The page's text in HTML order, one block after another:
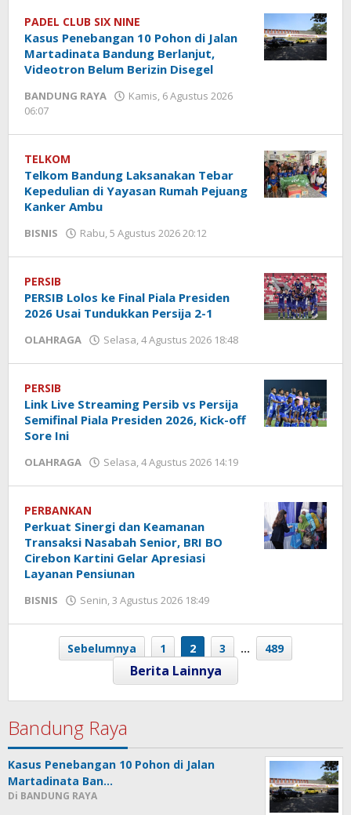
PADEL CLUB SIX NINE
Kasus Penebangan 10 Pohon di Jalan
Martadinata Bandung Berlanjut,
Videotron Belum Berizin Disegel
BANDUNG RAYA
Kamis, 6 Agustus 2026
06:07
TELKOM
Telkom Bandung Laksanakan Tebar
Kepedulian di Yayasan Rumah Pejuang
Kanker Ambu
BISNIS Rabu, 5 Agustus 2026 20:12
PERSIB
PERSIB Lolos ke Final Piala Presiden
2026 Usai Tundukkan Persija 2-1
OLAHRAGA Selasa, 4 Agustus 2026 18:48
PERSIB
Link Live Streaming Persib vs Persija
Semifinal Piala Presiden 2026, Kick-off
Sore Ini
OLAHRAGA Selasa, 4 Agustus 2026 14:19
PERBANKAN
Perkuat Sinergi dan Keamanan
Transaksi Nasabah Senior, BRI BO
Cirebon Kartini Gelar Apresiasi
Layanan Pensiunan
BISNIS Senin, 3 Agustus 2026 18:49
Sebelumnya 1 2 3 … 489
Bandung Raya
Kasus Penebangan 10 Pohon di Jalan
Martadinata Ban…
Di BANDUNG RAYA